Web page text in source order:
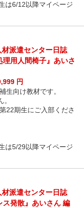
は6/12以降マイページ
派遣センター日誌
用人間椅子』あいさ
円
生向け教材です。
22期生にご入部くださ
は5/29以降マイページ
派遣センター日誌
ス発散』あいさん 編